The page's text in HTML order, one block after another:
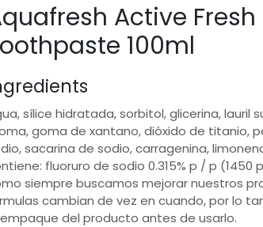
Active Fresh
100ml
sílice hidratada, sorbitol, glicerina, lauril
goma de xantano, dióxido de titanio,
sacarina de sodio, carragenina,
fluoruro de sodio 0.315% p / p (1450
siempre buscamos mejorar nuestros
cambian de vez en cuando, por lo
del producto antes de usarlo.